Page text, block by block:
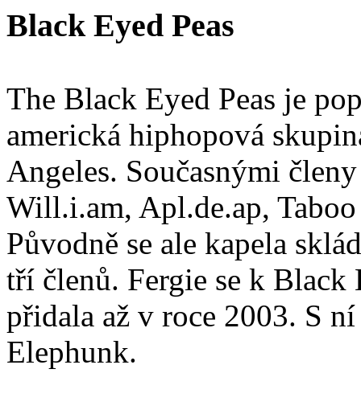
Black Eyed Peas
The Black Eyed Peas je
americká hiphopová
Angeles. Současnými
Will.i.am, Apl.de.ap, Taboo
Původně se ale kapela
tří členů. Fergie se k Black
přidala až v roce 2003. S
Elephunk.